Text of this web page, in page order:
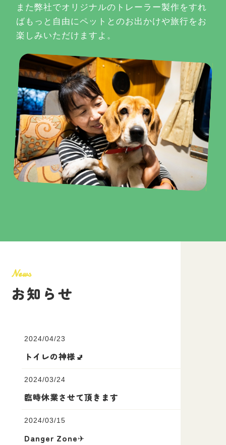
また弊社でオリジナルのトレーラー製作をすれ
ばもっと自由にペットとのお出かけや旅行をお
楽しみいただけますよ。
News
お知 らせ
2024/04/23
トイレの神様🚽
2024/03/24
臨時休業させて頂きます
2024/03/15
Danger Zone✈
東大阪市でキャンピングカーのレンタルをするなら弊社まで！トレー
ラーの製作もお任せください。